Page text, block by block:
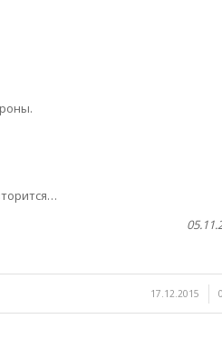
17.12.2015
/ /